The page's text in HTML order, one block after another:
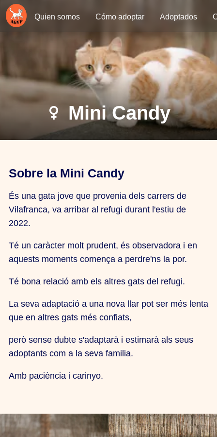
Quien somos Cómo adoptar Adoptados
Mini Candy
Sobre la Mini Candy
És una gata jove que provenia dels carrers de
Vilafranca, va arribar al refugi durant l'estiu de
2022.
Té un caràcter molt prudent, és observadora i en
aquests moments comença a perdre'ns la por.
Té bona relació amb els altres gats del refugi.
La seva adaptació a una nova llar pot ser més lenta
que en altres gats més confiats,
però sense dubte s'adaptarà i estimarà als seus
adoptants com a la seva familia.
Amb paciència i carinyo.